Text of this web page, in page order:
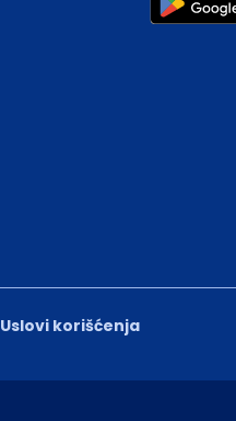
Uslovi korišćenja